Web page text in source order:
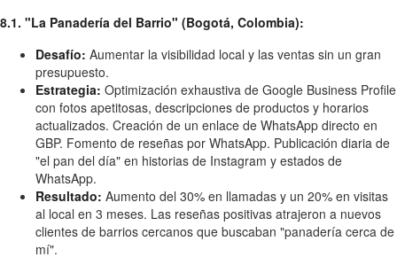
8.1. "La Panadería del Barrio" (Bogotá, Colombia):
Desafío: Aumentar la visibilidad local y las ventas sin un gran
presupuesto.
Estrategia: Optimización exhaustiva de Google Business Profile
con fotos apetitosas, descripciones de productos y horarios
actualizados. Creación de un enlace de WhatsApp directo en
GBP. Fomento de reseñas por WhatsApp. Publicación diaria de
"el pan del día" en historias de Instagram y estados de
WhatsApp.
Resultado: Aumento del 30% en llamadas y un 20% en visitas
al local en 3 meses. Las reseñas positivas atrajeron a nuevos
clientes de barrios cercanos que buscaban "panadería cerca de
mí".